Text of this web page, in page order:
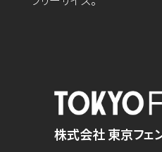
株式会社 東京フェ